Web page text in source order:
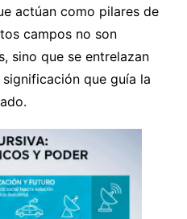
actúan como pilares de
campos no son
sino que se entrelazan
que guía la